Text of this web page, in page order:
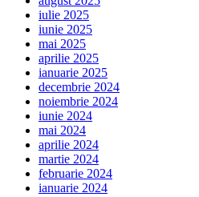
iulie 2025
iunie 2025
mai 2025
aprilie 2025
ianuarie 2025
decembrie 2024
noiembrie 2024
iunie 2024
mai 2024
aprilie 2024
martie 2024
februarie 2024
ianuarie 2024